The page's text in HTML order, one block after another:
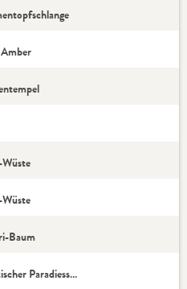
Baum
Asiatischer Paradiesschnäpper